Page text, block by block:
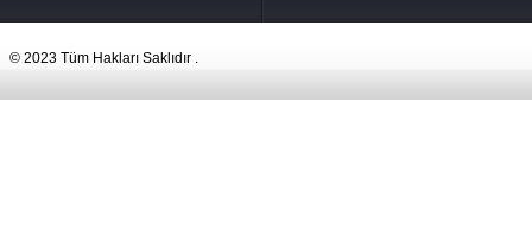
© 2023 Tüm Hakları Saklıdır .